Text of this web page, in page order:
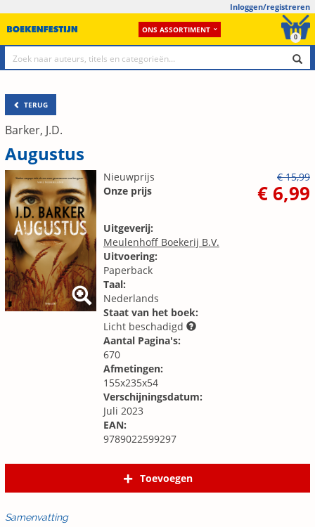
Inloggen/registreren
ONS ASSORTIMENT
0
TERUG
Barker, J.D.
Augustus
Nieuwprijs
€ 15,99
Onze prijs
€ 6,99
Uitgeverij:
Meulenhoff Boekerij B.V.
Uitvoering:
Paperback
Taal:
Nederlands
Staat van het boek:
Licht beschadigd
Aantal Pagina's:
670
Afmetingen:
155x235x54
Verschijningsdatum:
Juli 2023
EAN:
9789022599297
Toevoegen
Samenvatting